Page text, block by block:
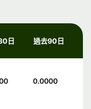
日 過去90日
0.0000